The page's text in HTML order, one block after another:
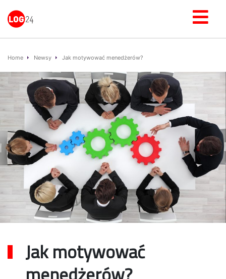
Home Newsy Jak motywować menedżerów?
Jak motywować